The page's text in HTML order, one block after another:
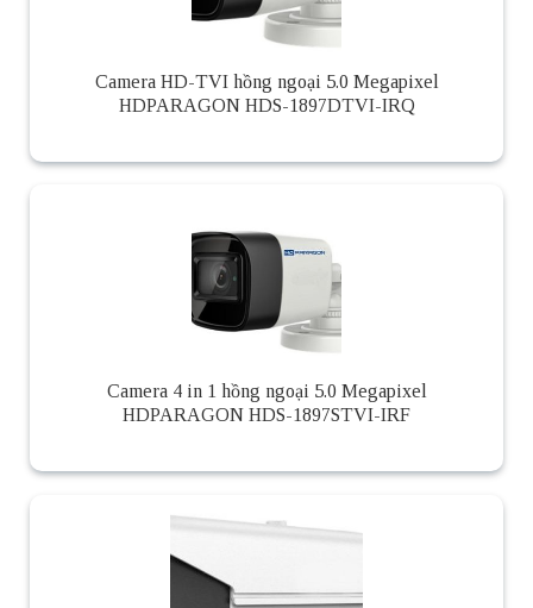
Camera HD-TVI hồng ngoại 5.0 Megapixel
HDPARAGON HDS-1897DTVI-IRQ
Camera 4 in 1 hồng ngoại 5.0 Megapixel
HDPARAGON HDS-1897STVI-IRF